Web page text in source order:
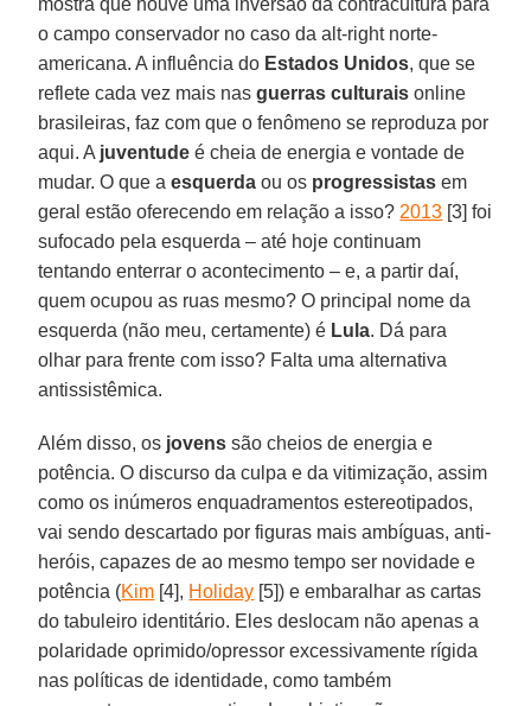
o campo conservador no caso da alt-right norte-
americana. A influência do Estados Unidos, que se
reflete cada vez mais nasguerras culturais online
brasileiras, faz com que o fenômeno se reproduza por
aqui. A juventude é cheia de energia e vontade de
mudar. O que aesquerda ou os progressistas em
geral estão oferecendo em relação a isso? 2013 [3] foi
sufocado pela esquerda – até hoje continuam
tentando enterrar o acontecimento – e, a partir daí,
quem ocupou as ruas mesmo? O principal nome da
esquerda (não meu, certamente) é Lula. Dá para
olhar para frente com isso? Falta uma alternativa
antissistêmica.
Além disso, os jovens são cheios de energia e
potência. O discurso da culpa e da vitimização, assim
como os inúmeros enquadramentos estereotipados,
vai sendo descartado por figuras mais ambíguas, anti-
heróis, capazes de ao mesmo tempo ser novidade e
potência (Kim [4], Holiday [5]) e embaralhar as cartas
do tabuleiro identitário. Eles deslocam não apenas a
polaridade oprimido/opressor excessivamente rígida
nas políticas de identidade, como também